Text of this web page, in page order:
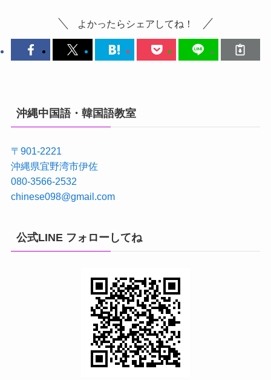
よかったらシェアしてね！
沖縄中国語・韓国語教室
〒901-2221
沖縄県宜野湾市伊佐
080-3566-2532
chinese098@gmail.com
公式LINE フォローしてね